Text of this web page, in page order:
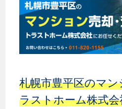
札幌市豊平区のマ
ラストホーム株式